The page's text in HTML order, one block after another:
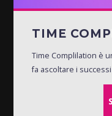
TIME
Time Complilation è
fa ascoltare i